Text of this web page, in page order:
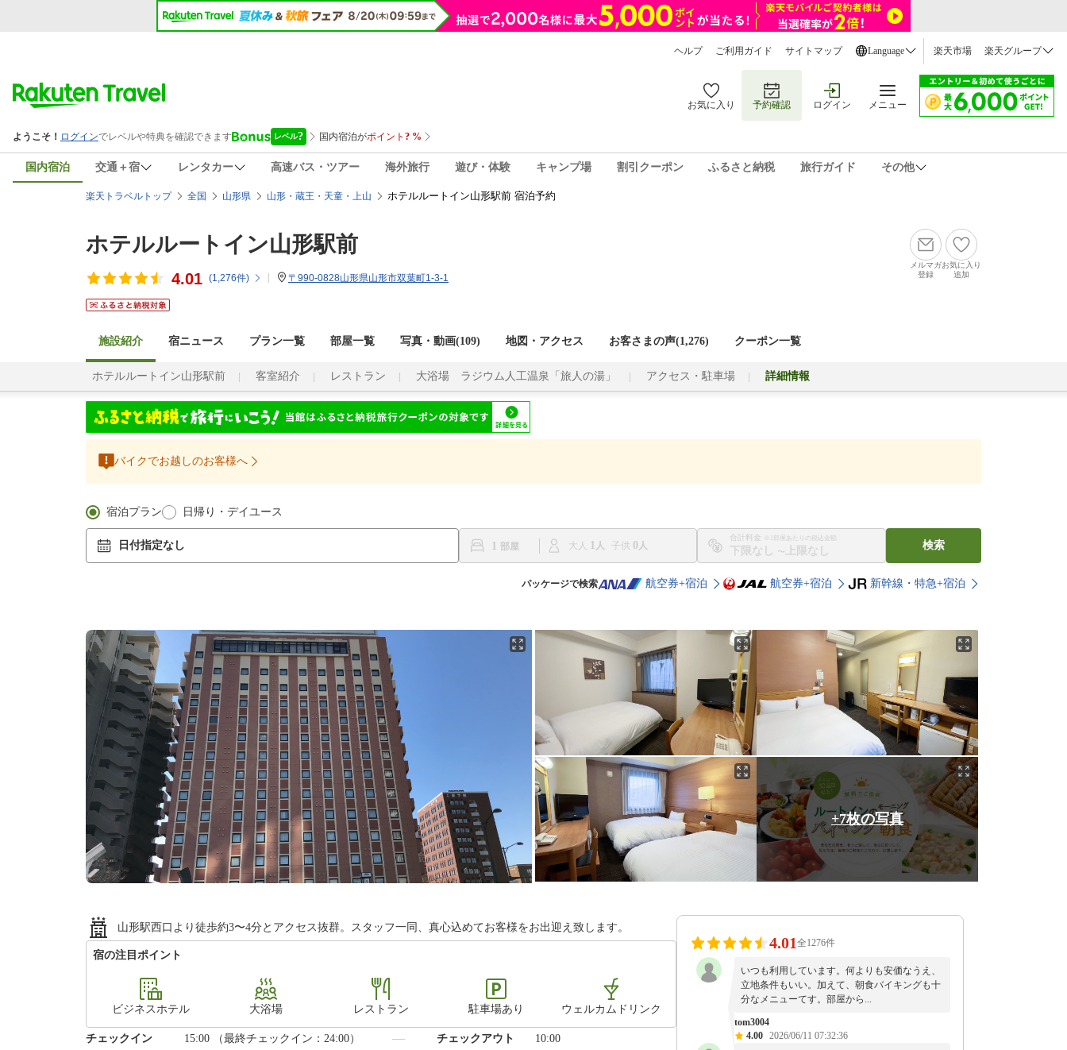
ヘルプ ご利用ガイド サイトマップ Language 楽天市場 楽天グループ
お気に入り 予約確認 ログイン メニュー
国内宿泊 交通＋宿 レンタカー 高速バス・ツアー 海外旅行 遊び・体験 キャンプ場 割引クーポン ふるさと納税 旅行ガイド その他
楽天トラベルトップ 全国 山形県 山形・蔵王・天童・上山 ホテルルートイン山形駅前 宿泊予約
ホテルルートイン山形駅前
4.01 (1,276件) 〒990-0828山形県山形市双葉町1-3-1
メルマガ
登録
お気に入り
追加
施設紹介 宿ニュース プラン一覧 部屋一覧 写真・動画(109) 地図・アクセス お客さまの声(1,276) クーポン一覧
ホテルルートイン山形駅前 客室紹介 レストラン 大浴場 ラジウム人工温泉「旅人の湯」 アクセス・駐車場 詳細情報
バイクでお越しのお客様へ
宿泊プラン 日帰り・デイユース
日付指定なし 1 大人 1 子供 0
合計料金 ※1部屋あたりの税込金額
〜
検索
パッケージで検索 航空券+宿泊 航空券+宿泊 新幹線・特急+宿泊
+7枚の写真
山形駅西口より徒歩約3〜4分とアクセス抜群。スタッフ一同、真心込めてお客様をお出迎え致します。
宿の注目ポイント
ビジネスホテル 大浴場 レストラン 駐車場あり ウェルカムドリンク
チェックイン 15:00 （最終チェックイン：24:00） チェックアウト
10:00
4.01 全1276件
いつも利用しています。何よりも安価なうえ、
立地条件もいい。加えて、朝食バイキングも十
分なメニューてす。部屋から...
tom3004
4.00 2026/06/11 07:32:36